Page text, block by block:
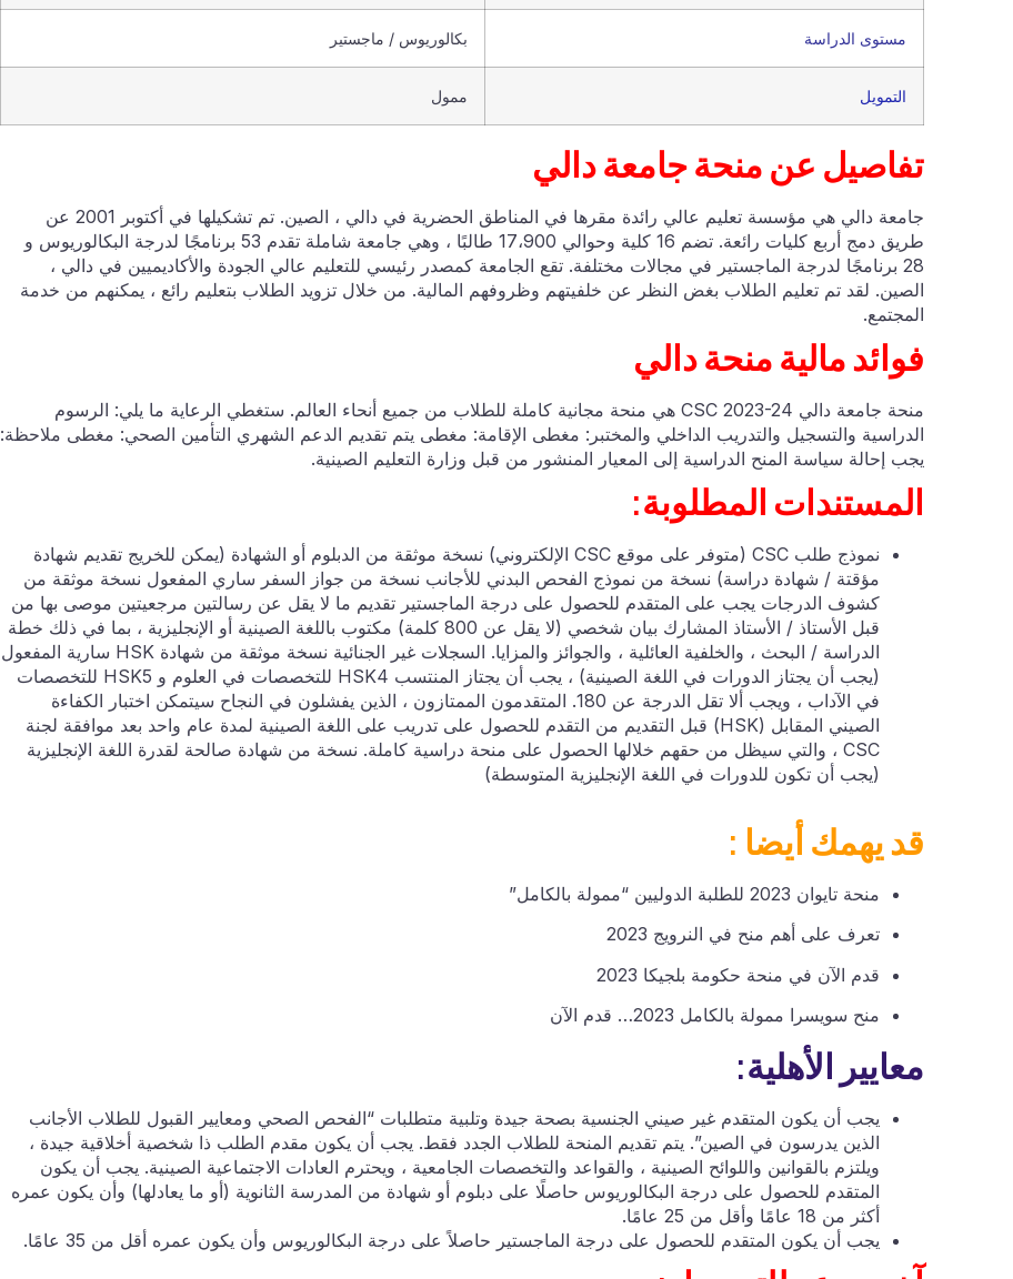
مستوى الدراسة بكالوريوس / ماجستير
التمويل ممول
تفاصيل عن منحة جامعة دالي
جامعة دالي هي مؤسسة تعليم عالي رائدة مقرها في المناطق الحضرية في دالي ، الصين. تم تشكيلها في أكتوبر 2001 عن
طريق دمج أربع كليات رائعة. تضم 16 كلية وحوالي 17،900 طالبًا ، وهي جامعة شاملة تقدم 53 برنامجًا لدرجة البكالوريوس و
28 برنامجًا لدرجة الماجستير في مجالات مختلفة. تقع الجامعة كمصدر رئيسي للتعليم عالي الجودة والأكاديميين في دالي ،
الصين. لقد تم تعليم الطلاب بغض النظر عن خلفيتهم وظروفهم المالية. من خلال تزويد الطلاب بتعليم رائع ، يمكنهم من خدمة
المجتمع.
فوائد مالية منحة دالي
منحة جامعة دالي CSC 2023-24 هي منحة مجانية كاملة للطلاب من جميع أنحاء العالم. ستغطي الرعاية ما يلي: الرسوم
الدراسية والتسجيل والتدريب الداخلي والمختبر: مغطى الإقامة: مغطى يتم تقديم الدعم الشهري التأمين الصحي: مغطى ملاحظة:
يجب إحالة سياسة المنح الدراسية إلى المعيار المنشور من قبل وزارة التعليم الصينية.
المستندات المطلوبة:
نموذج طلب CSC (متوفر على موقع CSC الإلكتروني) نسخة موثقة من الدبلوم أو الشهادة (يمكن للخريج تقديم شهادة
مؤقتة / شهادة دراسة) نسخة من نموذج الفحص البدني للأجانب نسخة من جواز السفر ساري المفعول نسخة موثقة من
كشوف الدرجات يجب على المتقدم للحصول على درجة الماجستير تقديم ما لا يقل عن رسالتين مرجعيتين موصى بها من
قبل الأستاذ / الأستاذ المشارك بيان شخصي (لا يقل عن 800 كلمة) مكتوب باللغة الصينية أو الإنجليزية ، بما في ذلك خطة
الدراسة / البحث ، والخلفية العائلية ، والجوائز والمزايا. السجلات غير الجنائية نسخة موثقة من شهادة HSK سارية المفعول
(يجب أن يجتاز الدورات في اللغة الصينية) ، يجب أن يجتاز المنتسب HSK4 للتخصصات في العلوم و HSK5 للتخصصات
في الآداب ، ويجب ألا تقل الدرجة عن 180. المتقدمون الممتازون ، الذين يفشلون في النجاح سيتمكن اختبار الكفاءة
الصيني المقابل (HSK) قبل التقديم من التقدم للحصول على تدريب على اللغة الصينية لمدة عام واحد بعد موافقة لجنة
CSC ، والتي سيظل من حقهم خلالها الحصول على منحة دراسية كاملة. نسخة من شهادة صالحة لقدرة اللغة الإنجليزية
(يجب أن تكون للدورات في اللغة الإنجليزية المتوسطة)
قد يهمك أيضا :
منحة تايوان 2023 للطلبة الدوليين “ممولة بالكامل”
تعرف على أهم منح في النرويج 2023
قدم الآن في منحة حكومة بلجيكا 2023
منح سويسرا ممولة بالكامل 2023… قدم الآن
معايير الأهلية:
يجب أن يكون المتقدم غير صيني الجنسية بصحة جيدة وتلبية متطلبات “الفحص الصحي ومعايير القبول للطلاب الأجانب
الذين يدرسون في الصين”. يتم تقديم المنحة للطلاب الجدد فقط. يجب أن يكون مقدم الطلب ذا شخصية أخلاقية جيدة ،
ويلتزم بالقوانين واللوائح الصينية ، والقواعد والتخصصات الجامعية ، ويحترم العادات الاجتماعية الصينية. يجب أن يكون
المتقدم للحصول على درجة البكالوريوس حاصلًا على دبلوم أو شهادة من المدرسة الثانوية (أو ما يعادلها) وأن يكون عمره
أكثر من 18 عامًا وأقل من 25 عامًا.
يجب أن يكون المتقدم للحصول على درجة الماجستير حاصلاً على درجة البكالوريوس وأن يكون عمره أقل من 35 عامًا.